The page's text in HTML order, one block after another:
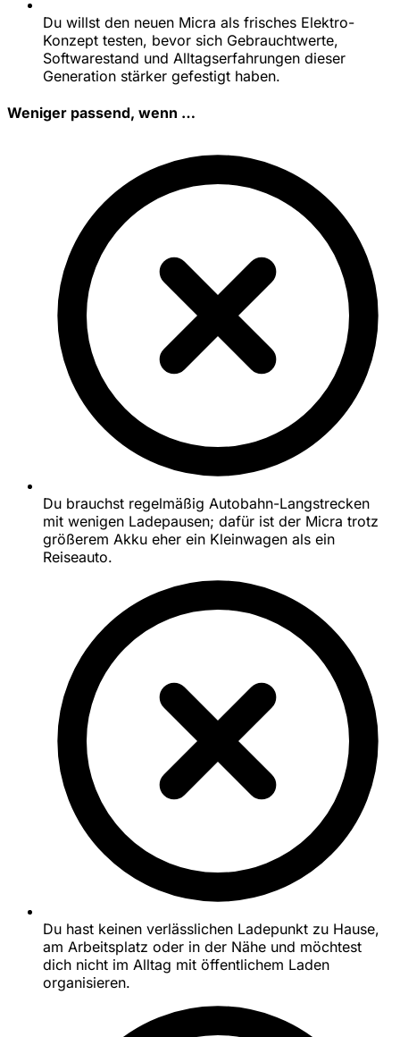
Du willst den neuen Micra als frisches Elektro-
Konzept testen, bevor sich Gebrauchtwerte,
Softwarestand und Alltagserfahrungen dieser
Generation stärker gefestigt haben.
Weniger passend, wenn …
Du brauchst regelmäßig Autobahn-Langstrecken
mit wenigen Ladepausen; dafür ist der Micra trotz
größerem Akku eher ein Kleinwagen als ein
Reiseauto.
Du hast keinen verlässlichen Ladepunkt zu Hause,
am Arbeitsplatz oder in der Nähe und möchtest
dich nicht im Alltag mit öffentlichem Laden
organisieren.